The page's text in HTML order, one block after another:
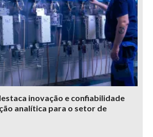
inovação e confiabilidade
analítica para o setor de